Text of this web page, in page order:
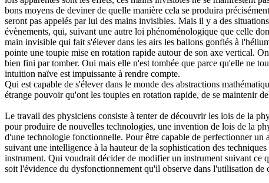
bons moyens de deviner de quelle manière cela se produira
seront pas appelés par lui des mains invisibles. Mais il y a des
évènements, qui, suivant une autre loi phénoménologique que celle
main invisible qui fait s'élever dans les airs les ballons gonflés à
pointe une toupie mise en rotation rapide autour de son axe vertical.
bien fini par tomber. Oui mais elle n'est tombée que parce qu'elle ne
intuition naïve est impuissante à rendre compte.
Qui est capable de s'élever dans le monde des abstractions
étrange pouvoir qu'ont les toupies en rotation rapide, de se maintenir
Le travail des physiciens consiste à tenter de découvrir les lois de la
pour produire de nouvelles technologies, une invention de lois de la
d'une technologie fonctionnelle. Pour être capable de perfectionner un
suivant une intelligence à la hauteur de la sophistication des
instrument. Qui voudrait décider de modifier un instrument suivant ce
soit l'évidence du dysfonctionnement qu'il observe dans l'utilisation de